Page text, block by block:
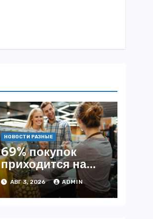
НОВОСТИ РАЗНЫЕ
69% покупок
приходится на
офлайн —
аналитика
АВГ 3, 2026 ADMIN